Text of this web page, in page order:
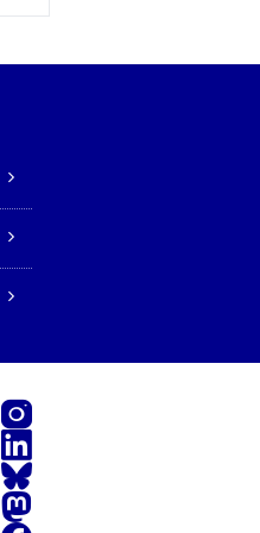
Instagram
LinkedIn
Bluesky
Mastodon